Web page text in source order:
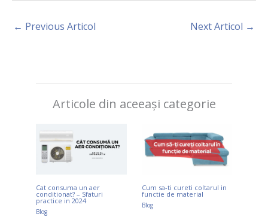
← Previous Articol Next Articol →
Articole din aceeași categorie
Cat consuma un aer
conditionat? – Sfaturi
practice in 2024
Blog
Cum sa-ti cureti coltarul in
functie de material
Blog